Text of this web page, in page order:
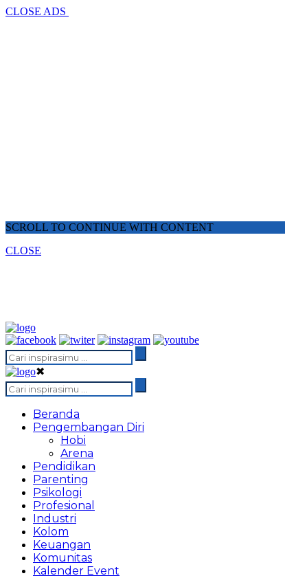
CLOSE ADS
SCROLL TO CONTINUE WITH CONTENT
CLOSE
✖
Beranda
Pengembangan Diri
Hobi
Arena
Pendidikan
Parenting
Psikologi
Profesional
Industri
Kolom
Keuangan
Komunitas
Kalender Event